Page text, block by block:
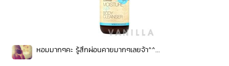
หอมมากๆคะ รู้สึกผ่อนคายมากๆเลยจ้า^^...